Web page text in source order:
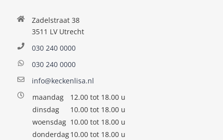
Zadelstraat 38
3511 LV Utrecht
030 240 0000
030 240 0000
info@keckenlisa.nl
maandag
12.00 tot 18.00 u
dinsdag
10.00 tot 18.00 u
woensdag 10.00 tot 18.00 u
donderdag10.00 tot 18.00 u